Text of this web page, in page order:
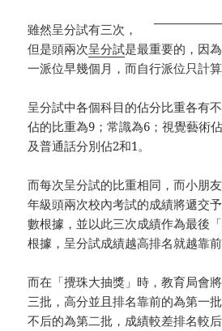
雖然呈分試有三次，
但是頭兩次呈分試是最重要的，因
一派位早幾個月，而自行派位只計算
呈分試中各個科目的佔分比重各有
佔的比重為9；常識為6；視覺藝術
及普通話分別佔2和1。
而每次呈分試的比重相同，而小朋
年級頭兩次校內考試的成績將遞交
數根據，並以此三次成績作為最後
根據，呈分試成績越高排名就越靠前
而在「攪珠大抽獎」時，教育局會
三批，高分並且排名靠前的為第一
不后的為第二批，成績較差排名較